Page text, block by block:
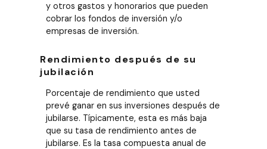
y otros gastos y honorarios que pueden
cobrar los fondos de inversión y/o
empresas de inversión.
Rendimiento después de su
jubilación
Porcentaje de rendimiento que usted
prevé ganar en sus inversiones después de
jubilarse. Típicamente, esta es más baja
que su tasa de rendimiento antes de
jubilarse. Es la tasa compuesta anual de